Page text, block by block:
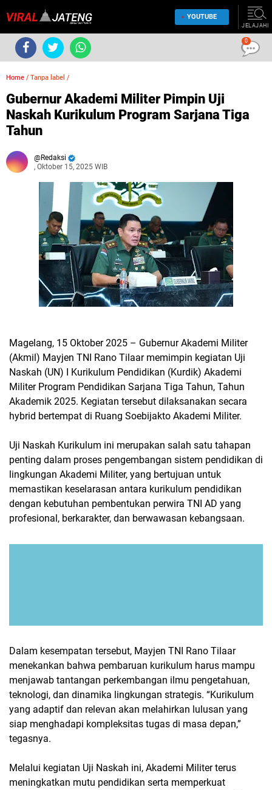
YOUTUBE
JELAJAHI
Home / Tanpa label /
Gubernur Akademi Militer Pimpin Uji
Naskah Kurikulum Program Sarjana Tiga
Tahun
Redaksi
, Oktober 15, 2025 WIB
Magelang, 15 Oktober 2025 – Gubernur Akademi Militer
(Akmil) Mayjen TNI Rano Tilaar memimpin kegiatan Uji
Naskah (UN) I Kurikulum Pendidikan (Kurdik) Akademi
Militer Program Pendidikan Sarjana Tiga Tahun, Tahun
Akademik 2025. Kegiatan tersebut dilaksanakan secara
hybrid bertempat di Ruang Soebijakto Akademi Militer.
Uji Naskah Kurikulum ini merupakan salah satu tahapan
penting dalam proses pengembangan sistem pendidikan di
lingkungan Akademi Militer, yang bertujuan untuk
memastikan keselarasan antara kurikulum pendidikan
dengan kebutuhan pembentukan perwira TNI AD yang
profesional, berkarakter, dan berwawasan kebangsaan.
Dalam kesempatan tersebut, Mayjen TNI Rano Tilaar
menekankan bahwa pembaruan kurikulum harus mampu
menjawab tantangan perkembangan ilmu pengetahuan,
teknologi, dan dinamika lingkungan strategis. “Kurikulum
yang adaptif dan relevan akan melahirkan lulusan yang
siap menghadapi kompleksitas tugas di masa depan,”
tegasnya.
Melalui kegiatan Uji Naskah ini, Akademi Militer terus
meningkatkan mutu pendidikan serta memperkuat
0